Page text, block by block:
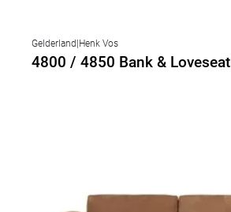
Gelderland|Henk Vos
4800 / 4850 Bank & Loveseat